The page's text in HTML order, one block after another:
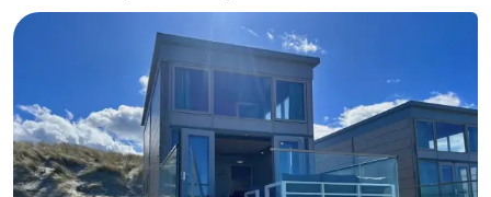
Loverendale
Résidence
Bed
breakfasts)
Hotels
Vakantiehuizen